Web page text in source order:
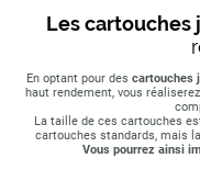
Les cartouches
En optant pour des cartouches
haut rendement, vous
La taille de ces cartouches
cartouches standards, mais
Vous pourrez ainsi